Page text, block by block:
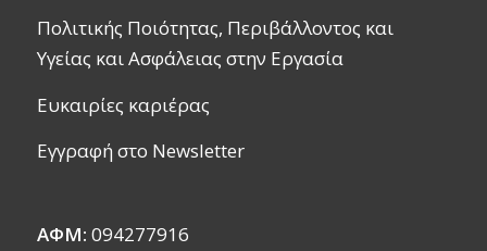
Πολιτικής Ποιότητας, Περιβάλλοντος και
Υγείας και Ασφάλειας στην Εργασία
Ευκαιρίες καριέρας
Εγγραφή στο Newsletter
ΑΦΜ: 094277916